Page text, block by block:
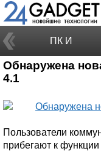
ПК И
НОУТБУКИ
Обнаружена
4.1
Пользователи
прибегают к